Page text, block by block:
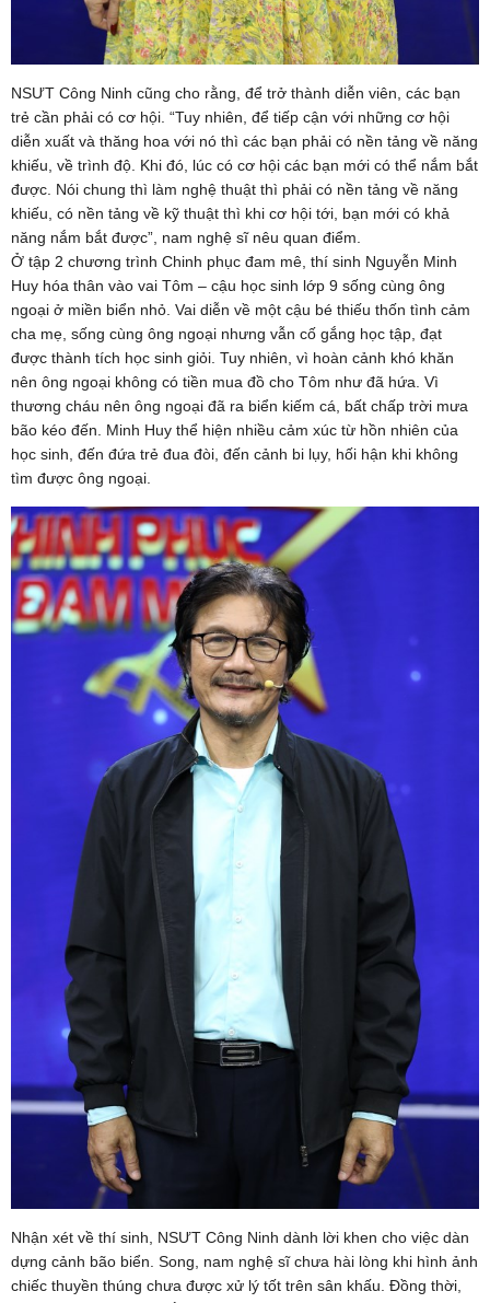
NSƯT Công Ninh cũng cho rằng, để trở thành diễn viên, các bạn
trẻ cần phải có cơ hội. “Tuy nhiên, để tiếp cận với những cơ hội
diễn xuất và thăng hoa với nó thì các bạn phải có nền tảng về năng
khiếu, về trình độ. Khi đó, lúc có cơ hội các bạn mới có thể nắm bắt
được. Nói chung thì làm nghệ thuật thì phải có nền tảng về năng
khiếu, có nền tảng về kỹ thuật thì khi cơ hội tới, bạn mới có khả
năng nắm bắt được”, nam nghệ sĩ nêu quan điểm.
Ở tập 2 chương trình Chinh phục đam mê, thí sinh Nguyễn Minh
Huy hóa thân vào vai Tôm – cậu học sinh lớp 9 sống cùng ông
ngoại ở miền biển nhỏ. Vai diễn về một cậu bé thiếu thốn tình cảm
cha mẹ, sống cùng ông ngoại nhưng vẫn cố gắng học tập, đạt
được thành tích học sinh giỏi. Tuy nhiên, vì hoàn cảnh khó khăn
nên ông ngoại không có tiền mua đồ cho Tôm như đã hứa. Vì
thương cháu nên ông ngoại đã ra biển kiếm cá, bất chấp trời mưa
bão kéo đến. Minh Huy thể hiện nhiều cảm xúc từ hồn nhiên của
học sinh, đến đứa trẻ đua đòi, đến cảnh bi lụy, hối hận khi không
tìm được ông ngoại.
Nhận xét về thí sinh, NSƯT Công Ninh dành lời khen cho việc dàn
dựng cảnh bão biển. Song, nam nghệ sĩ chưa hài lòng khi hình ảnh
chiếc thuyền thúng chưa được xử lý tốt trên sân khấu. Đồng thời,